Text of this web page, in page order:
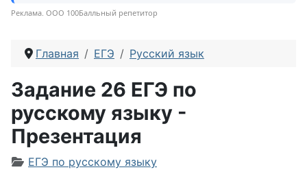
Реклама. ООО 100Балльный репетитор
Главная ЕГЭ Русский язык
Задание 26 ЕГЭ по
русскому языку -
Презентация
Информация о материале
ЕГЭ по русскому языку